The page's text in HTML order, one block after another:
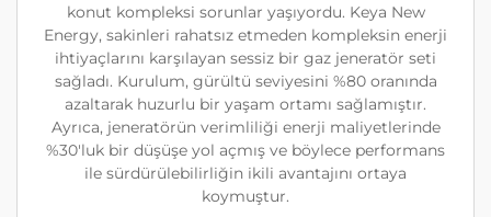
konut kompleksi sorunlar yaşıyordu. Keya New
Energy, sakinleri rahatsız etmeden kompleksin enerji
ihtiyaçlarını karşılayan sessiz bir gaz jeneratör seti
sağladı. Kurulum, gürültü seviyesini %80 oranında
azaltarak huzurlu bir yaşam ortamı sağlamıştır.
Ayrıca, jeneratörün verimliliği enerji maliyetlerinde
%30'luk bir düşüşe yol açmış ve böylece performans
ile sürdürülebilirliğin ikili avantajını ortaya
koymuştur.